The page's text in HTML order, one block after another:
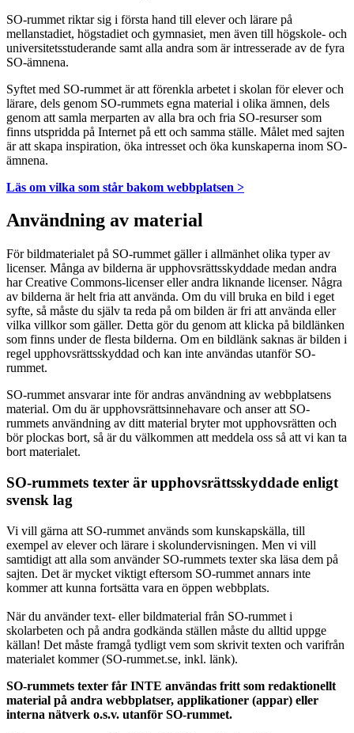
SO-rummet riktar sig i första hand till elever och lärare på
mellanstadiet, högstadiet och gymnasiet, men även till högskole- och
universitetsstuderande samt alla andra som är intresserade av de fyra
SO-ämnena.
Syftet med SO-rummet är att förenkla arbetet i skolan för elever och
lärare, dels genom SO-rummets egna material i olika ämnen, dels
genom att samla merparten av alla bra och fria SO-resurser som
finns utspridda på Internet på ett och samma ställe. Målet med sajten
är att skapa inspiration, öka intresset och öka kunskaperna inom SO-
ämnena.
Läs om vilka som står bakom webbplatsen >
Användning av material
För bildmaterialet på SO-rummet gäller i allmänhet olika typer av
licenser. Många av bilderna är upphovsrättsskyddade medan andra
har Creative Commons-licenser eller andra liknande licenser. Några
av bilderna är helt fria att använda. Om du vill bruka en bild i eget
syfte, så måste du själv ta reda på om bilden är fri att använda eller
vilka villkor som gäller. Detta gör du genom att klicka på bildlänken
som finns under de flesta bilderna. Om en bildlänk saknas är bilden i
regel upphovsrättsskyddad och kan inte användas utanför SO-
rummet.
SO-rummet ansvarar inte för andras användning av webbplatsens
material. Om du är upphovsrättsinnehavare och anser att SO-
rummets användning av ditt material bryter mot upphovsrätten och
bör plockas bort, så är du välkommen att meddela oss så att vi kan ta
bort materialet.
SO-rummets texter är upphovsrättsskyddade enligt
svensk lag
Vi vill gärna att SO-rummet används som kunskapskälla, till
exempel av elever och lärare i skolundervisningen. Men vi vill
samtidigt att alla som använder SO-rummets texter ska läsa dem på
sajten. Det är mycket viktigt eftersom SO-rummet annars inte
kommer att kunna fortsätta vara en öppen webbplats.
När du använder text- eller bildmaterial från SO-rummet i
skolarbeten och på andra godkända ställen måste du alltid uppge
källan! Det måste framgå tydligt vem som skrivit texten och varifrån
materialet kommer (SO-rummet.se, inkl. länk).
SO-rummets texter får INTE användas fritt som redaktionellt
material på andra webbplatser, applikationer (appar) eller
interna nätverk o.s.v. utanför SO-rummet.